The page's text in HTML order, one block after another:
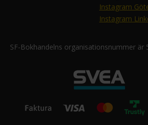
Instagram
Instagram
SF-Bokhandelns organisationsnummer är